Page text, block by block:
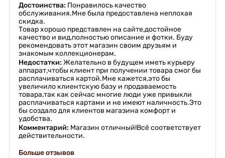
Достоинства: Понравилось качество
обслуживания.Мне была предоставлена неплохая
скидка.
Товар хорошо представлен на сайте,достойное
качество и вид,полностью описание и фотки. Буду
рекомендовать этот магазин своим друзьям и
знакомым коллекционерам.
Недостатки: Желательно в будущем иметь курьеру
аппарат,чтобы клиент при получении товара смог бы
расплачиваться картой.Мне кажется,это бы
увеличило клиентскую базу и продаваемость
товара,так как сейчас многие люди уже привыкли
расплачиваться картами и не имеют наличность.Это
бы создало для клиентов магазина комфорт и
удобства.
Комментарий: Магазин отличный!Всё соответствует
действительности.
Больше отзывов